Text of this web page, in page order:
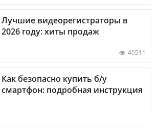
Лучшие видеорегистраторы в
2026 году: хиты продаж
49511
Как безопасно купить б/у
смартфон: подробная инструкция